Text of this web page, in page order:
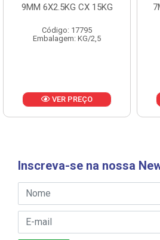
9MM 6X2.5KG CX 15KG
Código: 17795
Embalagem: KG/2,5
VER PREÇO
Inscreva-se na nossa